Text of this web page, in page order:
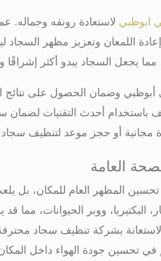
ابوظبي لاستعادة رونقه وجماله.
اللمعان وتعزيز مظهر السجاد
يجعل السجاد يبدو أكثر إشراقًا
وضمان الحصول على نتائج
باستخدام أحدث التقنيات
العامة
المظهر العام للمكان، بل
البكتيريا، ووبر الحيوانات،
بشركة تنظيف سجاد
في تحسين جودة الهواء داخل